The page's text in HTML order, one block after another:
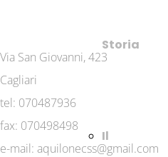
Storia
Il
Via San Giovanni, 423
Cagliari
tel: 070487936
fax: 070498498
e-mail: aquilonecss@gmail.com